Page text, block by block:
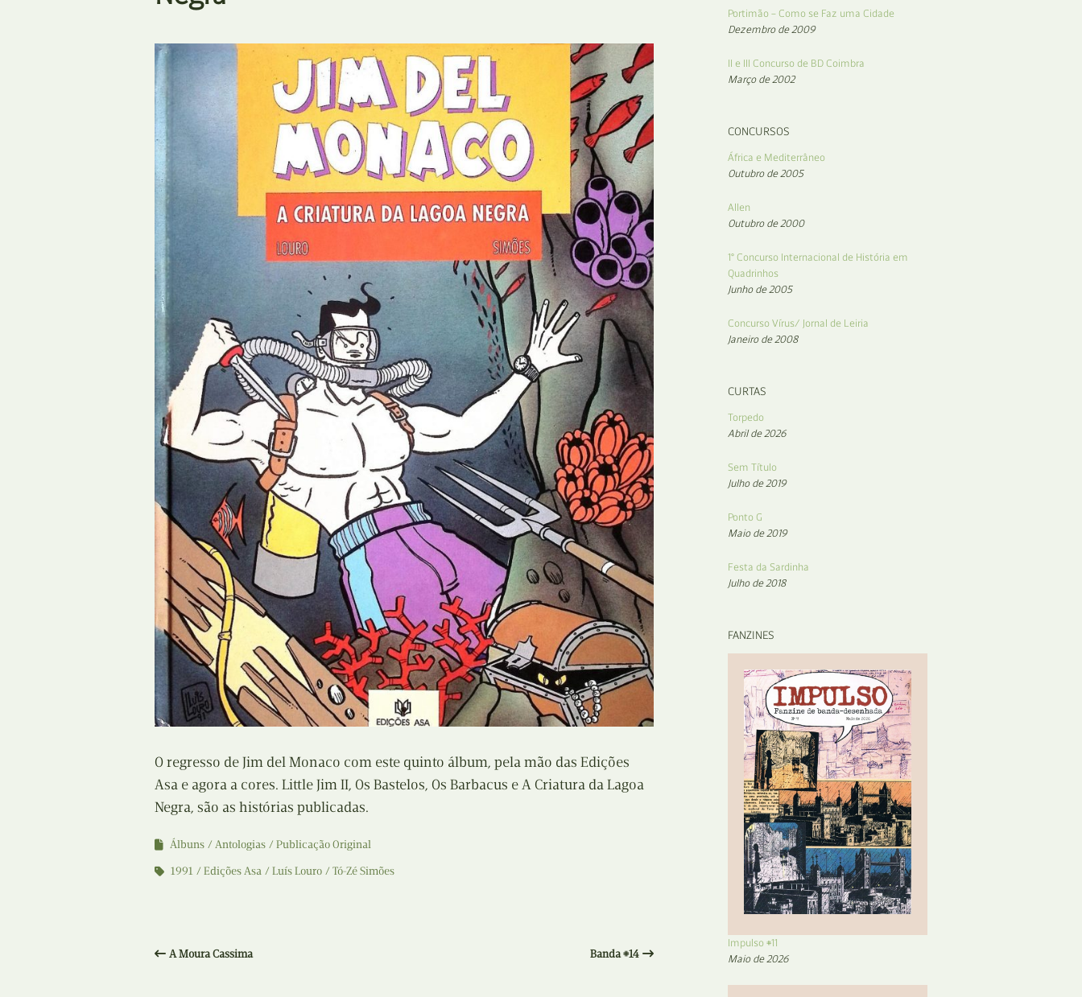
Colóquios
Concursos
Curtas
Edição Digital
Edição Portuguesa
Exposições e Eventos
Fanzines
Festivais e Salões
Formação
Internacional
Estudos
Óbitos
Para BD
Publicação Original
Prémios
Programas e Catálogos
Publicações em periódicos
Recolha
Reedição
O regresso de Jim del Monaco com este quinto álbum, pela mão das Edições
Asa e agora a cores. Little Jim II, Os Bastelos, Os Barbacus e A Criatura da Lagoa
Negra, são as histórias publicadas.
Álbuns Antologias
Publicação Original
1991
Edições Asa Luís Louro Tó-Zé Simões
A Moura Cassima Banda #14
Portimão – Como se Faz uma Cidade
Dezembro de 2009
II e III Concurso de BD Coimbra
Março de 2002
CONCURSOS
África e Mediterrâneo
Outubro de 2005
Allen
Outubro de 2000
1° Concurso Internacional de História em
Quadrinhos
Junho de 2005
Concurso Vírus/ Jornal de Leiria
Janeiro de 2008
CURTAS
Torpedo
Abril de 2026
Sem Título
Julho de 2019
Ponto G
Maio de 2019
Festa da Sardinha
Julho de 2018
FANZINES
Impulso #11
Maio de 2026